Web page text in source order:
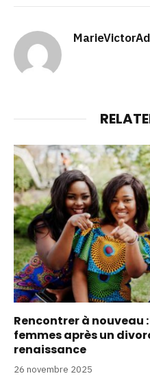
Rencontrer à nouveau
femmes après un
renaissance
26 novembre 2025